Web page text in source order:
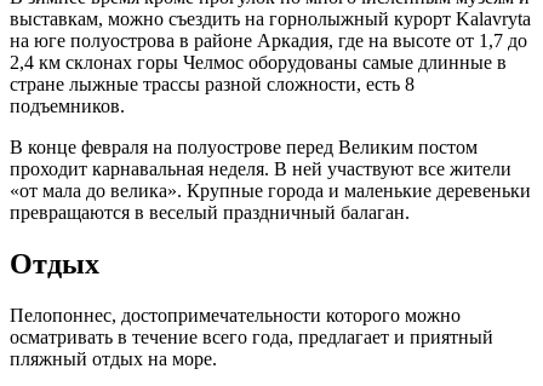
выставкам, можно съездить на горнолыжный курорт Kalavryta
на юге полуострова в районе Аркадия, где на высоте от 1,7 до
2,4 км склонах горы Челмос оборудованы самые длинные в
стране лыжные трассы разной сложности, есть 8
подъемников.
В конце февраля на полуострове перед Великим постом
проходит карнавальная неделя. В ней участвуют все жители
«от мала до велика». Крупные города и маленькие деревеньки
превращаются в веселый праздничный балаган.
Отдых
Пелопоннес, достопримечательности которого можно
осматривать в течение всего года, предлагает и приятный
пляжный отдых на море.